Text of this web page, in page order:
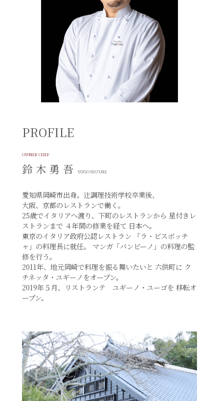
PROFILE
OWNER CHEF
鈴 木 勇 吾 YUGO SUZUKI
愛知県岡崎市出身。辻調理技術学校卒業後、
大阪、京都のレストランで働く。
25歳でイタリアへ渡り、下町のレストランから 星付きレ
ストランまで ４年間の修業を経て 日本へ。
東京のイタリア政府公認レストラン 「ラ・ビスボッチ
ャ」の料理長に就任。
マンガ「バンビーノ」の料理の監
修を行う。
2011年、地元岡崎で料理を振る舞いたいと 六供町に ク
チネッタ・ユギーノをオープン。
2019年５月、リストランテ ユギーノ・ユーゴを 移転オ
ープン。